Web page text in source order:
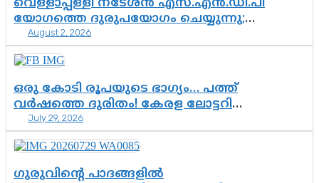
വെള്ളാപ്പള്ളി നടേശൻ എസ്.എൻ.ഡി.പി
യോഗത്തെ ദുരുപയോഗം ചെയ്യുന്നു;
ശ്രീനാരായണ പ്രസ്ഥാനത്തെ കാർന്നുതിന്നുന്ന
വിഷവിത്ത്: ഗോകുലം ഗോപാലൻ
August 2, 2026
ഒരു കോടി രൂപയുടെ ഭാഗ്യം… പത്ത്
വർഷത്തെ ദുരിതം! കേരള ലോട്ടറി
സംവിധാനത്തെ ചോദ്യം ചെയ്ത് കോയയുടെ
പോരാട്ടം
July 29, 2026
ഗുരുവിന്റെ പാദങ്ങളിൽ